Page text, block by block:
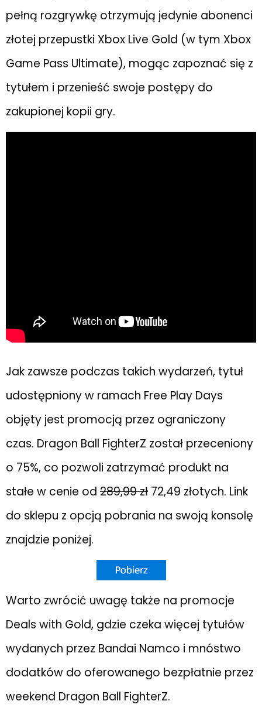
pełną rozgrywkę otrzymują jedynie abonenci
złotej przepustki Xbox Live Gold (w tym Xbox
Game Pass Ultimate), mogąc zapoznać się z
tytułem i przenieść swoje postępy do
zakupionej kopii gry.
Jak zawsze podczas takich wydarzeń, tytuł
udostępniony w ramach Free Play Days
objęty jest promocją przez ograniczony
czas. Dragon Ball FighterZ został przeceniony
o 75%, co pozwoli zatrzymać produkt na
stałe w cenie od 289,99 zł 72,49 złotych. Link
do sklepu z opcją pobrania na swoją konsolę
znajdzie poniżej.
Warto zwrócić uwagę także na promocje
Deals with Gold, gdzie czeka więcej tytułów
wydanych przez Bandai Namco i mnóstwo
dodatków do oferowanego bezpłatnie przez
weekend Dragon Ball FighterZ.